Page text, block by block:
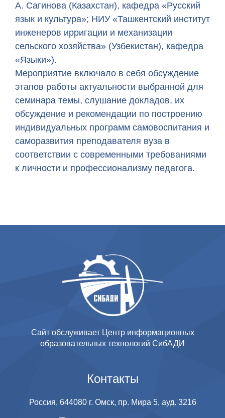
А. Сагинова (Казахстан), кафедра «Русский
язык и культура»; НИУ «Ташкентский институт
инженеров ирригации и механизации
сельского хозяйства» (Узбекистан), кафедра
«Языки»).
Мероприятие включало в себя обсуждение
этапов работы актуальности выбранной для
семинара темы, слушание докладов, их
обсуждение и рекомендации по построению
индивидуальных программ самовоспитания и
саморазвития преподавателя вуза в
соответствии с современными требованиями
к личности и профессионализму педагога.
Сайт обслуживает Центр информационных
образовательных технологий СибАДИ
Контакты
Россия, 644080 г. Омск, пр. Мира 5, ауд. 3216